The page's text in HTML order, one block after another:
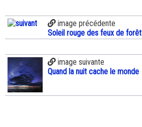
image précédente
Soleil rouge des feux de forêt
image suivante
Quand la nuit cache le monde